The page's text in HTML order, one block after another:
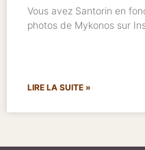
Vous avez Santorin en
photos de Mykonos sur
LIRE LA SUITE »